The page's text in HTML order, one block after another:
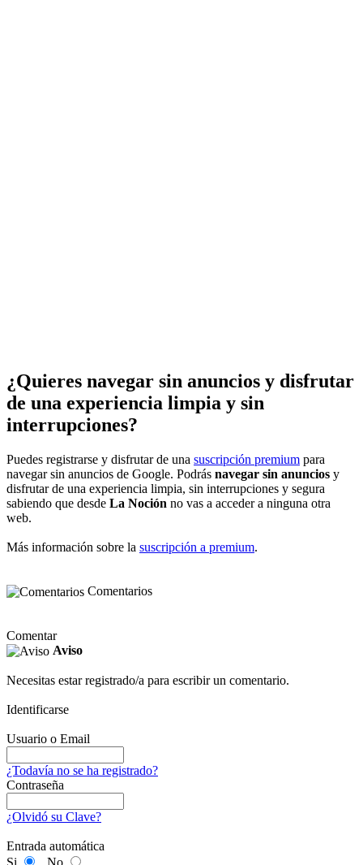
¿Quieres navegar sin anuncios y disfrutar
de una experiencia limpia y sin
interrupciones?
Puedes registrarse y disfrutar de una suscripción premium para
navegar sin anuncios de Google. Podrás navegar sin anuncios y
disfrutar de una experiencia limpia, sin interrupciones y segura
sabiendo que desde La Noción no vas a acceder a ninguna otra
web.
Más información sobre la suscripción a premium.
Comentarios
Comentar
Aviso
Necesitas estar registrado/a para escribir un comentario.
Identificarse
Usuario o Email
¿Todavía no se ha registrado?
Contraseña
¿Olvidó su Clave?
Entrada automática